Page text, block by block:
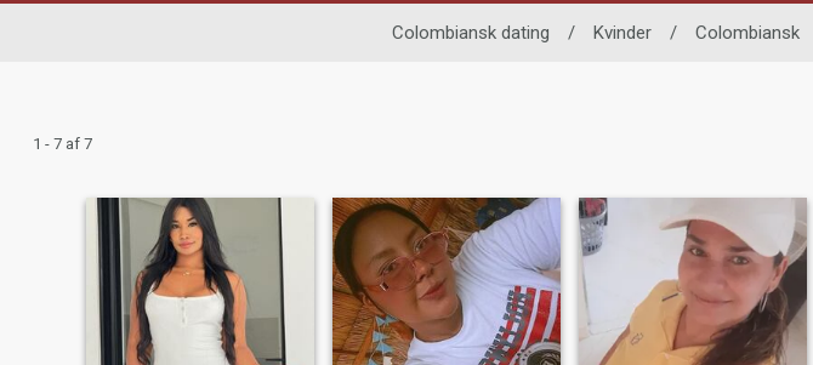
Colombiansk dating / Kvinder / Colombiansk
1 - 7 af 7